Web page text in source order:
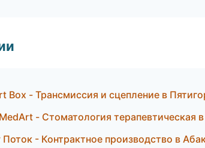
Box - Трансмиссия и сцепление в
- Стоматология терапевтическая
- Контрактное производство в